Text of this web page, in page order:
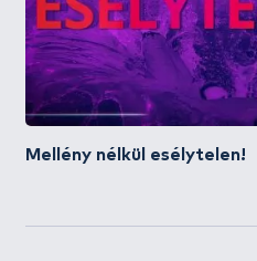
Mellény nélkül esélytelen!